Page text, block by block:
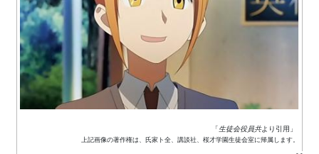
「生徒会役員共より引用」
上記画像の著作権は、氏家ト全、講談社、桜才学園生徒会室に帰属します。